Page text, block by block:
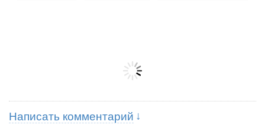
Написать комментарий